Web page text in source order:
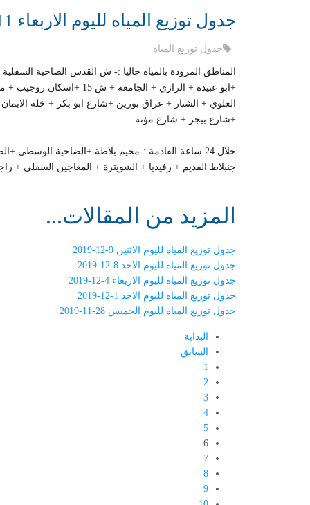
جدول توزيع المياه لليوم الاربعاء 11-12-2019
جدول توزيع المياه
+ابو عبيدة + الرازي +
العلوي + الشنار + عراق بورين +شارع ابو بكر + خلة
+شارع بيجر + شارع مؤتة.
خلال 24 ساعة القادمة :-مخيم بلاطة +الضاحية
الوسطى
جنبلاط القديم + رفيديا + الشويترة + المعاجين السفلي +
المزيد من المقالات...
جدول توزيع المياه لليوم الاثنين 9-12-2019
جدول توزيع المياه لليوم الاحد 8-12-2019
جدول توزيع المياه لليوم الاربعاء 4-12-2019
جدول توزيع المياه لليوم الاحد 1-12-2019
جدول توزيع المياه لليوم الخميس 28-11-2019
البداية
السابق
1
2
3
4
5
6
7
8
9